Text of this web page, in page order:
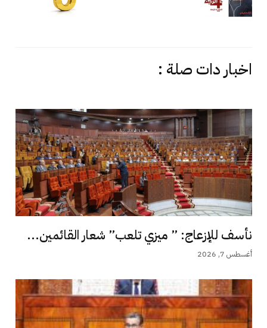
اخبار دات صلة :
نأسف للإزعاج: ” ميزي تلعب” شعار القائمين...
أغسطس 7, 2026